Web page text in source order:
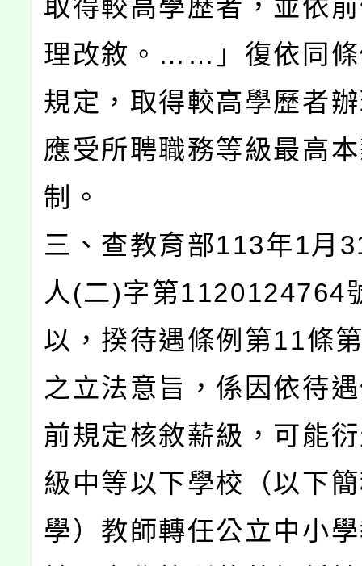
取得較高學歷者，並依
理改敘。……」復依同條
規定，取得較高學歷者
應受所聘職務等級最高
制。
三、查教育部113年1月
人(二)字第1120124764
以，揆待遇條例第11條
之立法意旨，係因依待
前規定核敘薪級，可能
級中等以下學校（以下
學）教師轉任公立中小